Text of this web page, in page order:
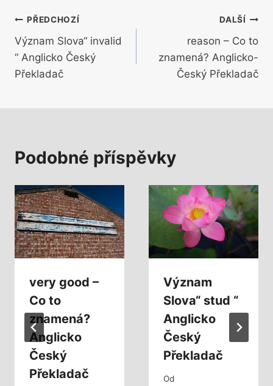
Navigace
pro
příspěvek
PŘEDCHOZÍ
Význam Slova“ invalid
“ Anglicko Český
Překladač
DALŠÍ
reason – Co to
znamená? Anglicko-
Český Překladač
Podobné příspěvky
very good –
Co to
znamená?
Anglicko
Český
Překladač
Význam
Slova“ stud “
Anglicko
Český
Překladač
Od